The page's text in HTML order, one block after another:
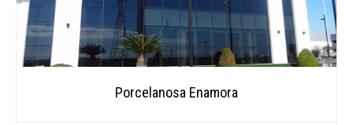
Porcelanosa Enamora